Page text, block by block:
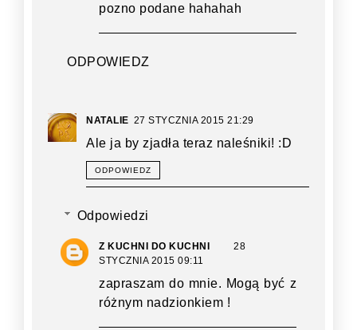
pozno podane hahahah
ODPOWIEDZ
NATALIE 27 STYCZNIA 2015 21:29
Ale ja by zjadła teraz naleśniki! :D
ODPOWIEDZ
Odpowiedzi
Z KUCHNI DO KUCHNI
28
STYCZNIA 2015 09:11
zapraszam do mnie. Mogą być z
różnym nadzionkiem !